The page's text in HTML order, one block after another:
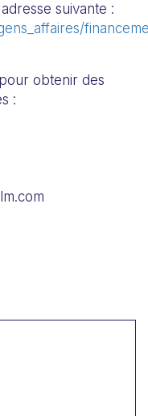
suivante :
obtenir des
: